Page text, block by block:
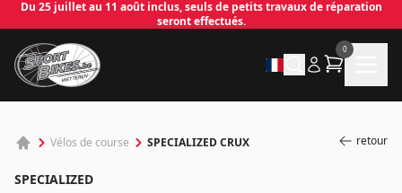
Du 25 juillet au 11 août inclus, seuls de petits travaux de réparation
seront effectués.
0
Vélos de course SPECIALIZED CRUX retour
SPECIALIZED